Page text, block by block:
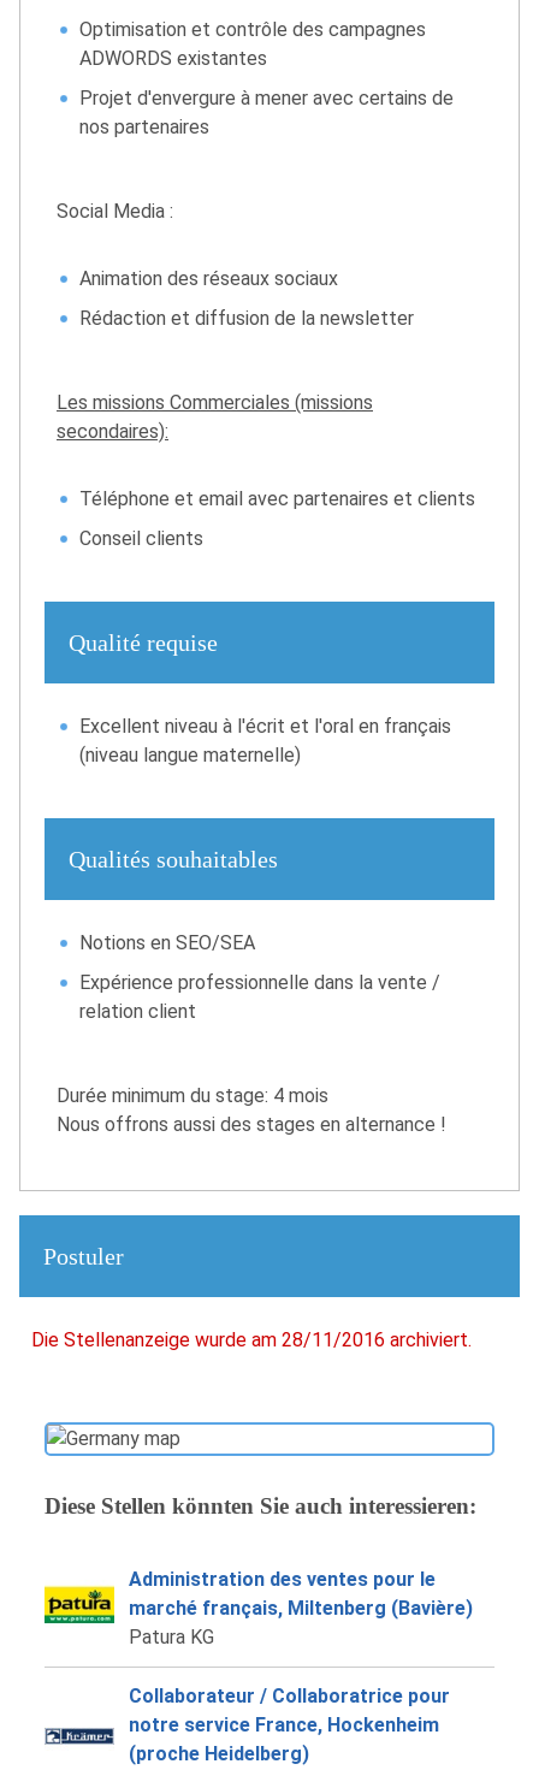
Optimisation et contrôle des campagnes
ADWORDS existantes
Projet d'envergure à mener avec certains de
nos partenaires
Social Media :
Animation des réseaux sociaux
Rédaction et diffusion de la newsletter
Les missions Commerciales (missions
secondaires):
Téléphone et email avec partenaires et clients
Conseil clients
Qualité requise
Excellent niveau à l'écrit et l'oral en français
(niveau langue maternelle)
Qualités souhaitables
Notions en SEO/SEA
Expérience professionnelle dans la vente /
relation client
Durée minimum du stage: 4 mois
Nous offrons aussi des stages en alternance !
Postuler
Die Stellenanzeige wurde am 28/11/2016 archiviert.
Diese Stellen könnten Sie auch interessieren:
Administration des ventes pour le
marché français, Miltenberg (Bavière)
Patura KG
Collaborateur / Collaboratrice pour
notre service France, Hockenheim
(proche Heidelberg)